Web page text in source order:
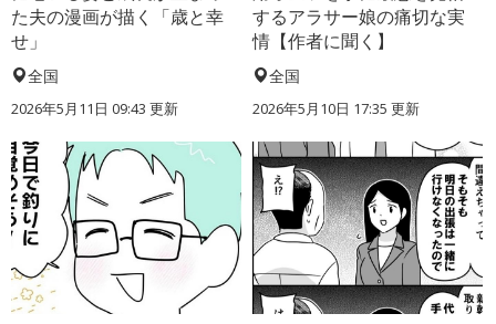
た夫の漫画が描く「歳と幸
せ」
全国
2026年5月11日 09:43 更新
するアラサー娘の痛切な実
情【作者に聞く】
全国
2026年5月10日 17:35 更新